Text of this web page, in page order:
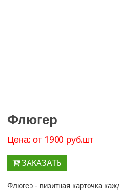
Флюгер
Цена: от 1900 руб.шт
ЗАКАЗАТЬ
Флюгер - визитная карточка